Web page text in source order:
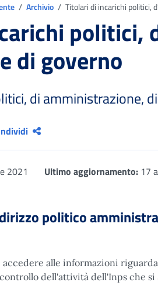
Archivio Titolari di incarichi politici,
politici,
di governo
di amministrazione,
2021 Ultimo aggiornamento: 17
politico
accedere alle informazioni
dell'attività dell'Inps che